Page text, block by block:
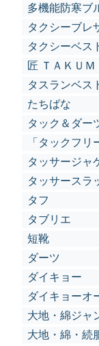
多機能防寒ブ
タクシーブレ
タクシーベス
匠 ＴＡＫＵＭ
タスランベス
たちばな
タック＆ダー
「タックフ
タッサージャ
タッサースラ
タフ
タブリエ
短靴
ダーツ
ダイキョー
ダイキョーオ
大地・綿ジャ
大地・綿・続